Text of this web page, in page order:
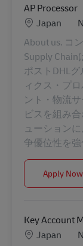
AP Processor
Location
Japan
About us. コ
Supply
ポストDHL
ィクス・プ
ント・物流
ビスを組み
ューション
争優位性を
Apply Now
Key Account
Location
Japan